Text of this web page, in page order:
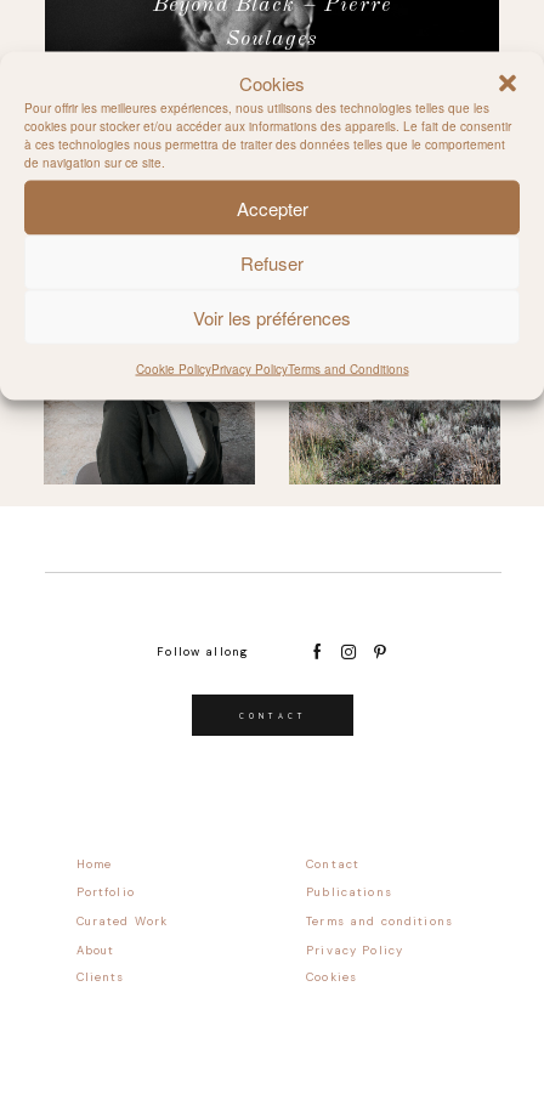
Cookies
Pour offrir les meilleures expériences, nous utilisons des technologies telles que les
cookies pour stocker et/ou accéder aux informations des appareils. Le fait de consentir
à ces technologies nous permettra de traiter des données telles que le comportement
de navigation sur ce site.
Accepter
Refuser
Voir les préférences
Cookie PolicyPrivacy PolicyTerms and Conditions
Beyond Black – Pierre
Soulages
@MILIE_DEL
Contact
Home
Follow allong
Publications
Portfolio
Terms and conditions
Curated Work
CONTACT
Privacy Policy
About
Cookies
Clients